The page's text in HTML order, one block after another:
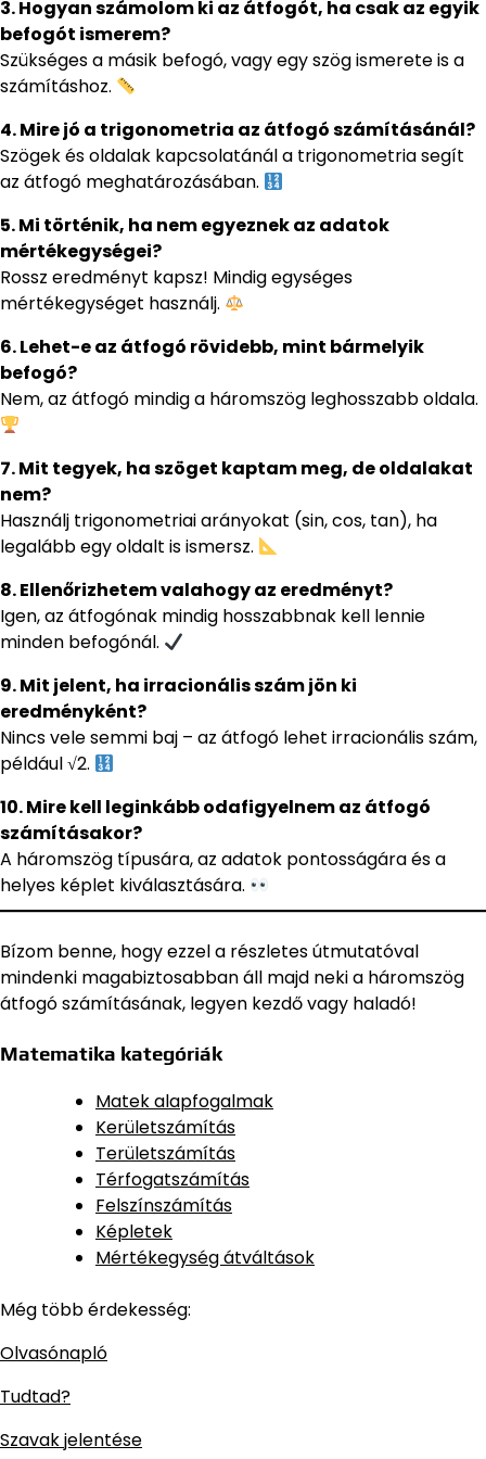
3. Hogyan számolom ki az átfogót, ha csak az egyik
befogót ismerem?
Szükséges a másik befogó, vagy egy szög ismerete is a
számításhoz.
4. Mire jó a trigonometria az átfogó számításánál?
Szögek és oldalak kapcsolatánál a trigonometria segít
az átfogó meghatározásában.
5. Mi történik, ha nem egyeznek az adatok
mértékegységei?
Rossz eredményt kapsz! Mindig egységes
mértékegységet használj.
6. Lehet-e az átfogó rövidebb, mint bármelyik
befogó?
Nem, az átfogó mindig a háromszög leghosszabb oldala.
7. Mit tegyek, ha szöget kaptam meg, de oldalakat
nem?
Használj trigonometriai arányokat (sin, cos, tan), ha
legalább egy oldalt is ismersz.
8. Ellenőrizhetem valahogy az eredményt?
Igen, az átfogónak mindig hosszabbnak kell lennie
minden befogónál.
9. Mit jelent, ha irracionális szám jön ki
eredményként?
Nincs vele semmi baj – az átfogó lehet irracionális szám,
például √2.
10. Mire kell leginkább odafigyelnem az átfogó
számításakor?
A háromszög típusára, az adatok pontosságára és a
helyes képlet kiválasztására.
Bízom benne, hogy ezzel a részletes útmutatóval
mindenki magabiztosabban áll majd neki a háromszög
átfogó számításának, legyen kezdő vagy haladó!
Matematika kategóriák
Matek alapfogalmak
Kerületszámítás
Területszámítás
Térfogatszámítás
Felszínszámítás
Képletek
Mértékegység átváltások
Még több érdekesség:
Olvasónapló
Tudtad?
Szavak jelentése